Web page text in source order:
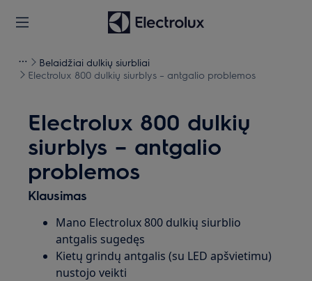
Belaidžiai dulkių siurbliai
Electrolux 800 dulkių siurblys – antgalio problemos
Electrolux 800 dulkių
siurblys – antgalio
problemos
Klausimas
Mano Electrolux 800 dulkių siurblio
antgalis sugedęs
Kietų grindų antgalis (su LED apšvietimu)
nustojo veikti